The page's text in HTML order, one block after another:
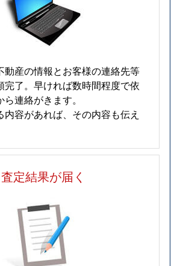
動産の情報とお客様の連絡先等
完了。早ければ数時間程度で依
連絡がきます。
内容があれば、その内容も伝え
査定結果が届く